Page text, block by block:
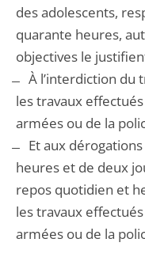
des adolescents,
quarante heures,
objectives le
À l’interdiction du
les travaux
armées ou de la
Et aux dérogations
heures et de deux
repos quotidien et
les travaux
armées ou de la